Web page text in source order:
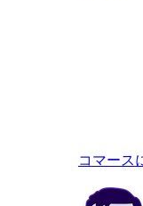
コマース